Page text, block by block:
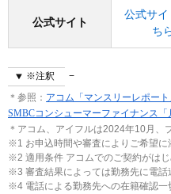
公式サイト
公式サイ
ち
※注釈
＊参照： アコム「マンスリーレポート
SMBCコンシューマーファイナンス「
＊アコム、アイフルは2024年10月、
※1 お申込時間や審査によりご希望に
※2 適用条件 アコムでのご契約がはじ
※3 審査結果によっては勤務先に電話
※4 電話による勤務先への在籍確認一